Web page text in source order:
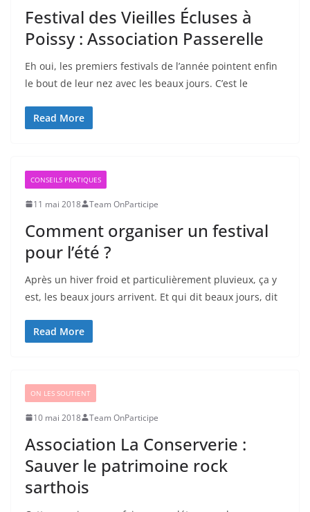
Festival des Vieilles Écluses à
Poissy : Association Passerelle
Eh oui, les premiers festivals de l’année pointent enfin
le bout de leur nez avec les beaux jours. C’est le
Read More
CONSEILS PRATIQUES
11 mai 2018 Team OnParticipe
Comment organiser un festival
pour l’été ?
Après un hiver froid et particulièrement pluvieux, ça y
est, les beaux jours arrivent. Et qui dit beaux jours, dit
Read More
ON LES SOUTIENT
10 mai 2018 Team OnParticipe
Association La Conserverie :
Sauver le patrimoine rock
sarthois